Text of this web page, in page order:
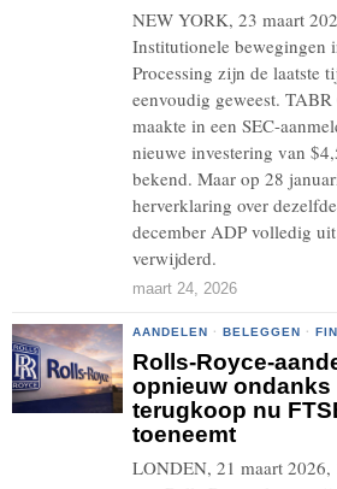
NEW YORK, 23 maart
Institutionele bewegingen
Processing zijn de laatste
eenvoudig geweest.
maakte in een SEC-
nieuwe investering van
bekend. Maar op 28
herverklaring over
december ADP volledig
verwijderd.
maart 24, 2026
AANDELEN · BELEGGEN ·
Rolls-Royce-
opnieuw ondanks
terugkoop nu
toeneemt
LONDEN, 21 maart